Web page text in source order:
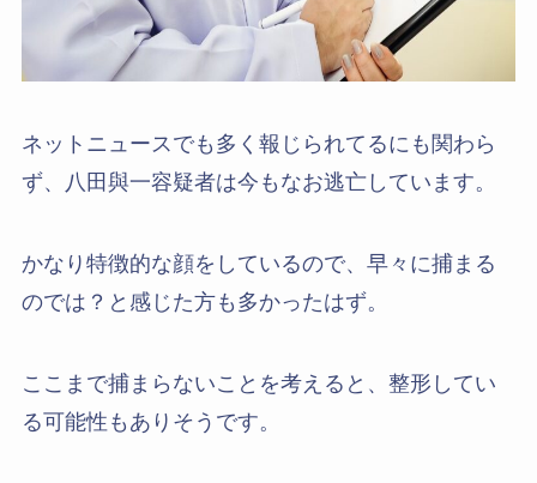
ネットニュースでも多く報じられてるにも関わら
ず、八田與一容疑者は今もなお逃亡しています。
かなり特徴的な顔をしているので、早々に捕まる
のでは？と感じた方も多かったはず。
ここまで捕まらないことを考えると、整形してい
る可能性もありそうです。